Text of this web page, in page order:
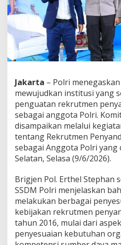
m
e
n
P
e
n
y
d
a
n
g
D
i
s
a
b
i
i
t
a
s
S
i
Jakarta – Polri
mewujudkan institusi yang
penguatan rekrutmen
sebagai anggota Polri.
disampaikan melalui
tentang Rekrutmen
sebagai Anggota Polri yang
Selatan, Selasa (9/6/2026).
Brigjen Pol. Erthel Stephan
SSDM Polri menjelaskan
melakukan berbagai
kebijakan rekrutmen
tahun 2016, mulai dari
penyesuaian kebutuhan